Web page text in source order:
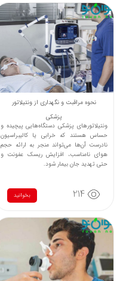
نحوه مراقبت و نگهداری از ونتیلاتور
پزشکی
ونتیلاتورهای پزشکی دستگاه‌هایی پیچیده و
حساس هستند که خرابی یا کالیبراسیون
نادرست آن‌ها می‌تواند منجر به ارائه حجم
هوای نامناسب، افزایش ریسک عفونت و
حتی تهدید جان بیمار شود.
214 بخوانید